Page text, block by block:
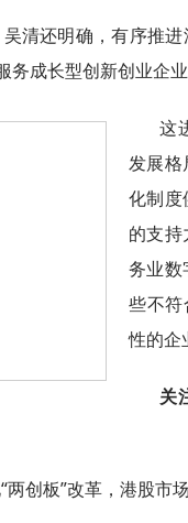
清还明确，有序推
成长型创新创业企业
这
发展格
化制度
的支
务业数
些不符
性的企
关
创板”改革，港股市